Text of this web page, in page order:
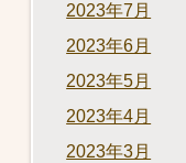
2023年7月
2023年6月
2023年5月
2023年4月
2023年3月